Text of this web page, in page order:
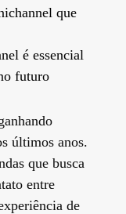
que
é essencial
futuro
últimos anos.
que busca
entre
de